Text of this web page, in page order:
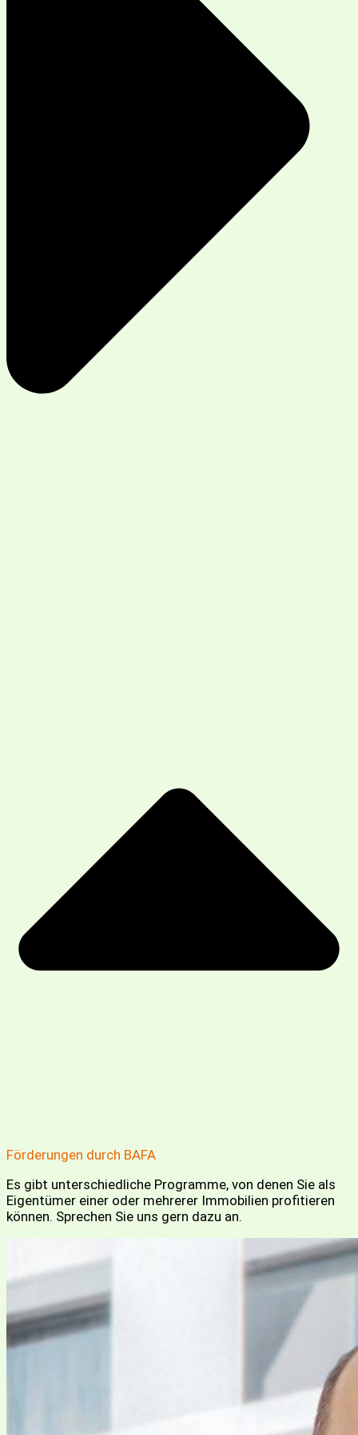
Förderungen durch BAFA
Es gibt unterschiedliche Programme, von denen Sie als
Eigentümer einer oder mehrerer Immobilien profitieren
können. Sprechen Sie uns gern dazu an.